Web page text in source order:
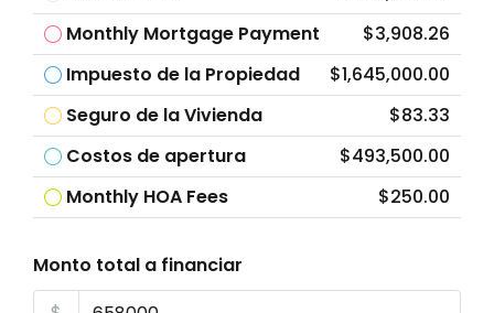
Monthly Mortgage Payment
$3,908.26
Impuesto de la Propiedad
$1,645,000.00
Seguro de la Vivienda
$83.33
Costos de apertura
$493,500.00
Monthly HOA Fees
$250.00
Monto total a financiar